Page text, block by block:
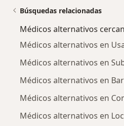
Búsquedas relacionadas
Médicos alternativos
Médicos alternativos en
Médicos alternativos en
Médicos alternativos en
Médicos alternativos en
Médicos alternativos en